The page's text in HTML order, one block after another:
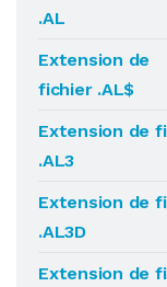
.AL
Extension de
fichier .AL$
Extension de
.AL3
Extension de
.AL3D
Extension de